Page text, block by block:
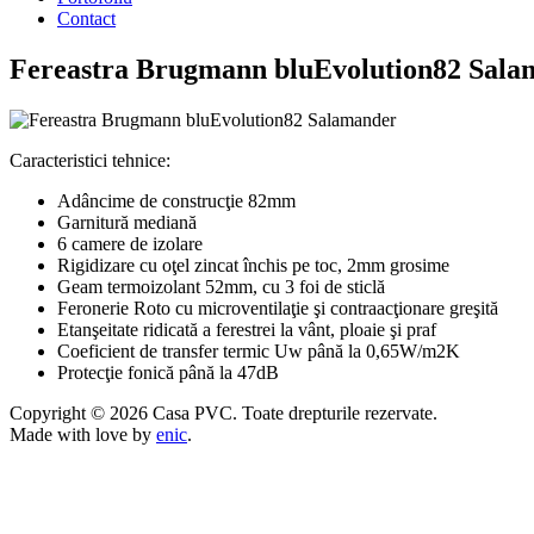
Contact
Fereastra Brugmann bluEvolution82
Caracteristici tehnice:
Adâncime de construcţie 82mm
Garnitură mediană
6 camere de izolare
Rigidizare cu oţel zincat închis pe toc, 2mm grosime
Geam termoizolant 52mm, cu 3 foi de sticlă
Feronerie Roto cu microventilaţie şi contraacţionare greşită
Etanşeitate ridicată a ferestrei la vânt, ploaie şi praf
Coeficient de transfer termic Uw până la 0,65W/m2K
Protecţie fonică până la 47dB
Copyright © 2026 Casa PVC. Toate drepturile rezervate.
Made with love by enic.